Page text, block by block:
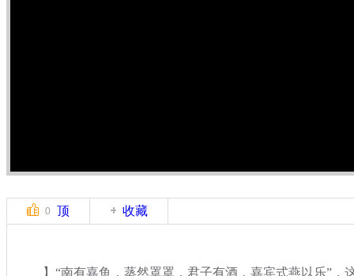
0 顶 收藏
】“南有嘉鱼，蒸然罩罩，君子有酒，嘉宾式燕以乐”，